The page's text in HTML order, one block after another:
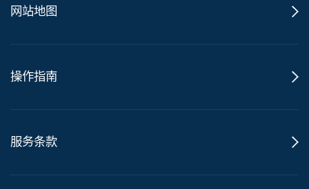
网站地图
操作指南
服务条款